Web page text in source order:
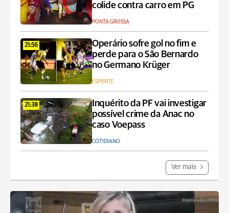
colide contra carro em PG
PONTA GROSSA
21:56
Operário sofre gol no fim e
perde para o São Bernardo
no Germano Krüger
ESPORTE
21:38
Inquérito da PF vai investigar
possível crime da Anac no
caso Voepass
COTIDIANO
Ver mais